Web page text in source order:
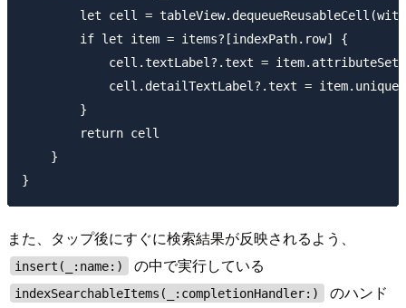
let cell =
        if let item = items?[indexPath.row] {
cell.textLabel?.text =
cell.detailTextLabel?.text =
        }
        return cell
    }
また、タップ後にすぐに検索結果が反映されるよう、
insert(_:name:) の中で実行している
indexSearchableItems(_:completionHandler:)
のハンド